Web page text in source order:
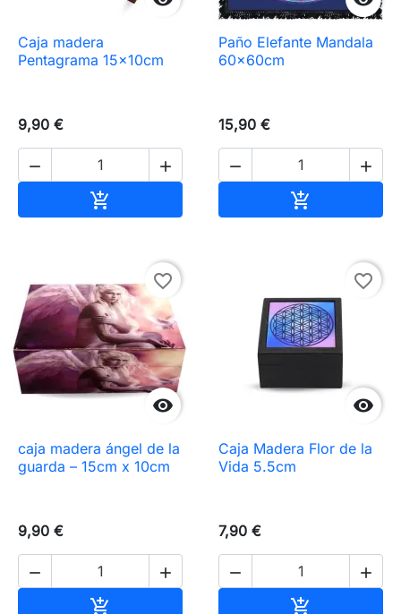
Caja madera
Pentagrama 15x10cm
9,90 €
 

Paño Elefante Mandala
60x60cm
15,90 €
 


favorite_border
caja madera ángel de la
guarda – 15cm x 10cm
9,90 €
 


favorite_border
Caja Madera Flor de la
Vida 5.5cm
7,90 €
 
